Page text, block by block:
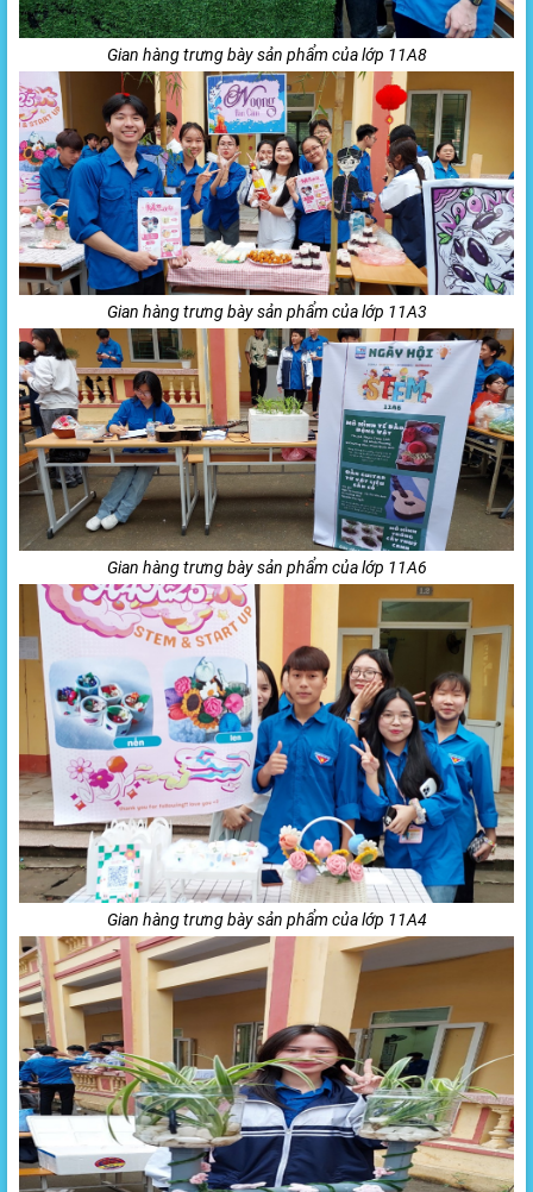
Gian hàng trưng bày sản phẩm của lớp 11A8
Gian hàng trưng bày sản phẩm của lớp 11A3
Gian hàng trưng bày sản phẩm của lớp 11A6
Gian hàng trưng bày sản phẩm của lớp 11A4